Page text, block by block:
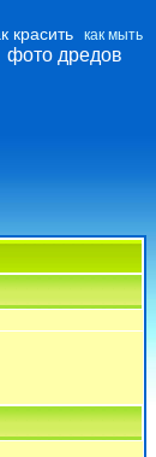
красить как мыть
фото дредов